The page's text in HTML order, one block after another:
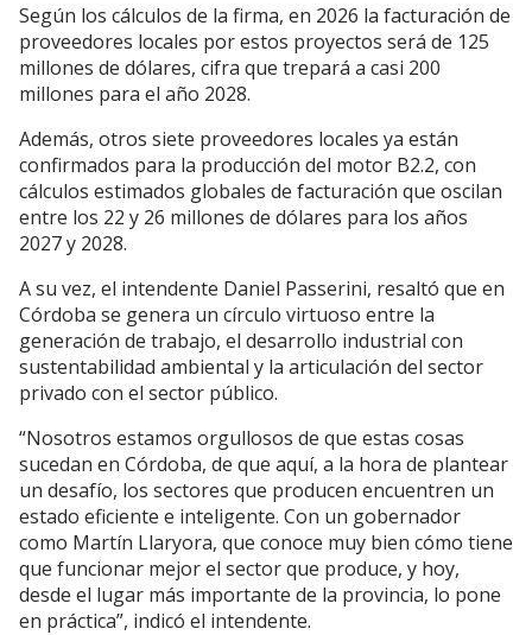
Según los cálculos de la firma, en 2026 la facturación de
proveedores locales por estos proyectos será de 125
millones de dólares, cifra que trepará a casi 200
millones para el año 2028.
Además, otros siete proveedores locales ya están
confirmados para la producción del motor B2.2, con
cálculos estimados globales de facturación que oscilan
entre los 22 y 26 millones de dólares para los años
2027 y 2028.
A su vez, el intendente Daniel Passerini, resaltó que en
Córdoba se genera un círculo virtuoso entre la
generación de trabajo, el desarrollo industrial con
sustentabilidad ambiental y la articulación del sector
privado con el sector público.
“Nosotros estamos orgullosos de que estas cosas
sucedan en Córdoba, de que aquí, a la hora de plantear
un desafío, los sectores que producen encuentren un
estado eficiente e inteligente. Con un gobernador
como Martín Llaryora, que conoce muy bien cómo tiene
que funcionar mejor el sector que produce, y hoy,
desde el lugar más importante de la provincia, lo pone
en práctica”, indicó el intendente.